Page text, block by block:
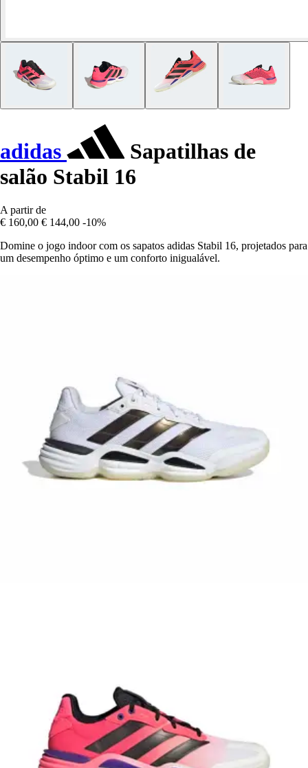
adidas
Sapatilhas de
salão Stabil 16
A partir de
€ 160,00 € 144,00 -10%
Domine o jogo indoor com os sapatos adidas Stabil 16, projetados para
um desempenho óptimo e um conforto inigualável.